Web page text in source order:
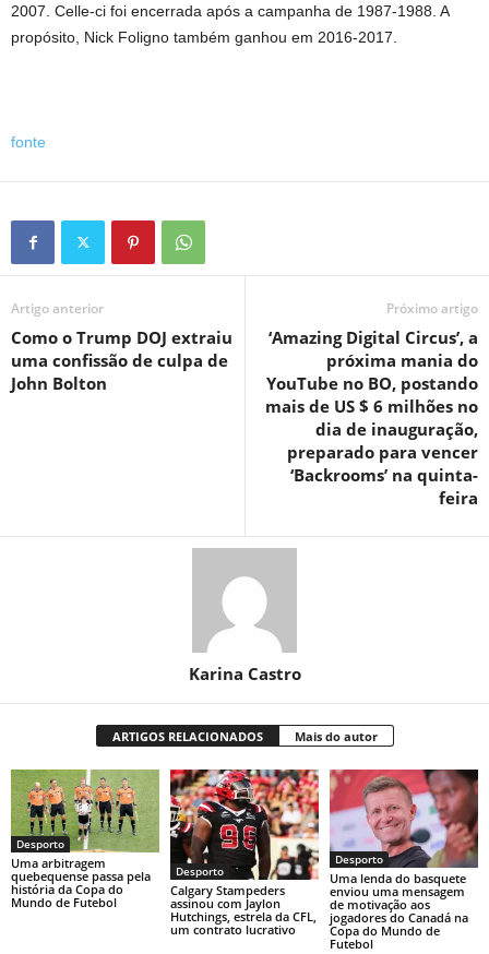
2007. Celle-ci foi encerrada após a campanha de 1987-1988. A
propósito, Nick Foligno também ganhou em 2016-2017.
fonte
Artigo anterior
Como o Trump DOJ extraiu
uma confissão de culpa de
John Bolton
Próximo artigo
‘Amazing Digital Circus’, a
próxima mania do
YouTube no BO, postando
mais de US $ 6 milhões no
dia de inauguração,
preparado para vencer
‘Backrooms’ na quinta-
feira
Karina Castro
ARTIGOS RELACIONADOS Mais do autor
Desporto
Uma arbitragem
quebequense passa pela
história da Copa do
Mundo de Futebol
Desporto
Calgary Stampeders
assinou com Jaylon
Hutchings, estrela da CFL,
um contrato lucrativo
Desporto
Uma lenda do basquete
enviou uma mensagem
de motivação aos
jogadores do Canadá na
Copa do Mundo de
Futebol